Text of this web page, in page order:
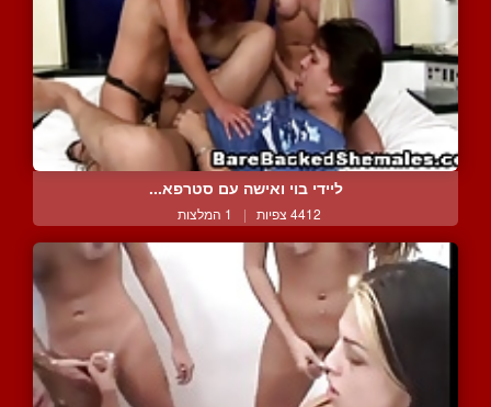
ליידי בוי ואישה עם סטרפא...
4412 צפיות | 1 המלצות